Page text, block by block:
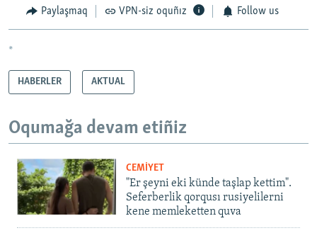
Paylaşmaq VPN-siz oquñız Follow us
*
HABERLER AKTUAL
Oqumağa devam etiñiz
CEMİYET
"Er şeyni eki künde taşlap kettim".
Seferberlik qorqusı rusiyelilerni
kene memleketten quva